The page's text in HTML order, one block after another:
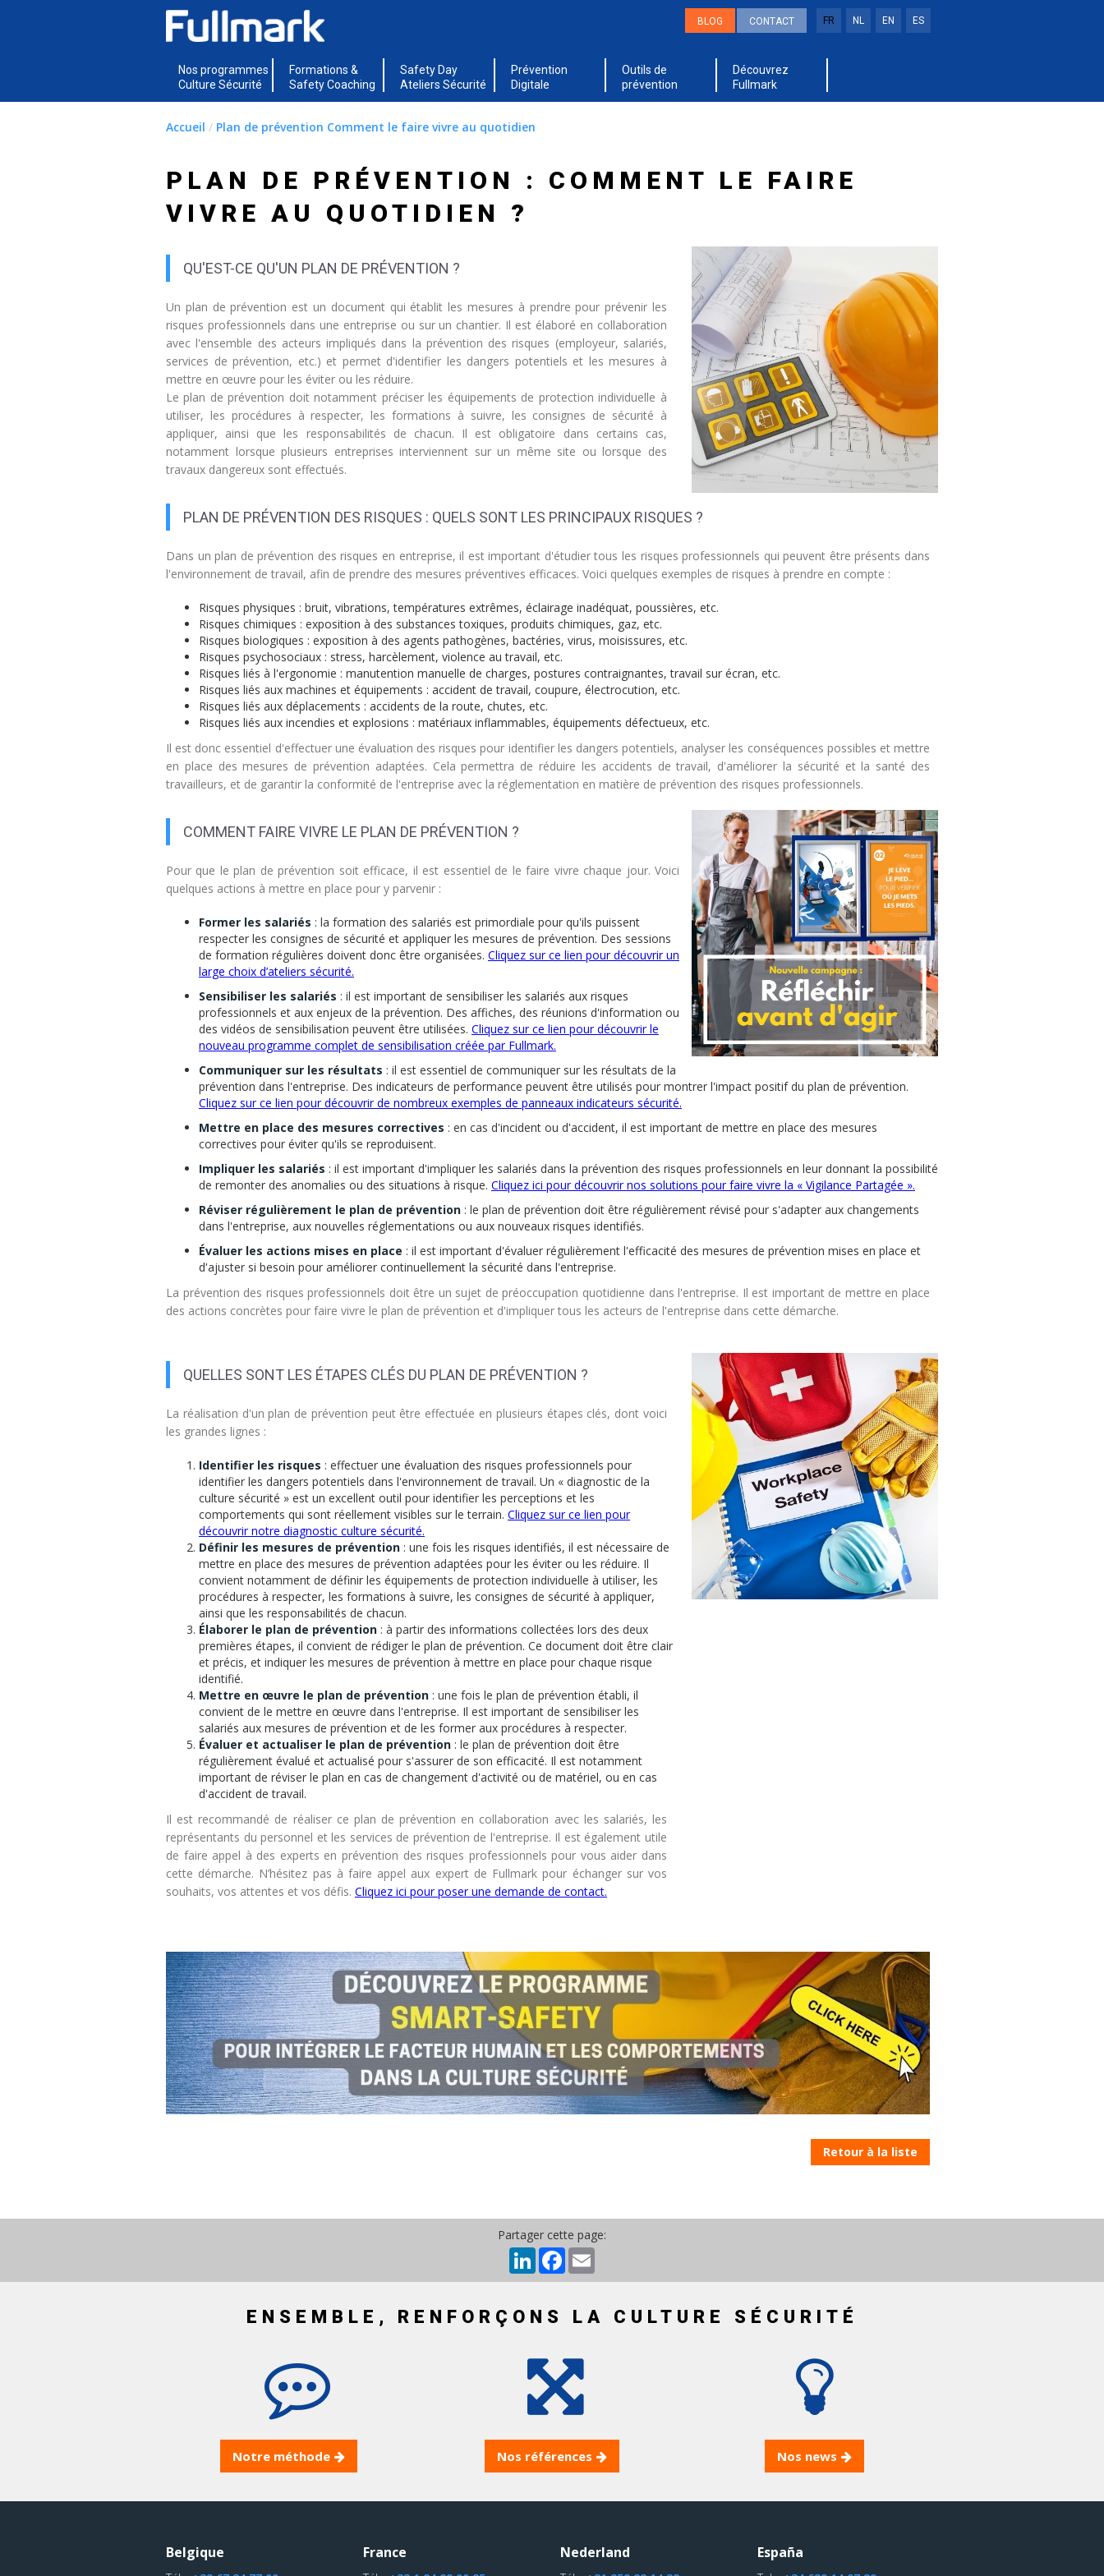
FR NL EN ES
BLOG CONTACT
Nos programmes
Culture Sécurité
Formations &
Safety Coaching
Safety Day
Ateliers Sécurité
Prévention
Digitale
Outils de
prévention
Découvrez
Fullmark
Accueil / Plan de prévention Comment le faire vivre au quotidien
PLAN DE PRÉVENTION : COMMENT LE FAIRE
VIVRE AU QUOTIDIEN ?
QU'EST-CE QU'UN PLAN DE PRÉVENTION ?
Un plan de prévention est un document qui établit les mesures à prendre pour prévenir les
risques professionnels dans une entreprise ou sur un chantier. Il est élaboré en collaboration
avec l'ensemble des acteurs impliqués dans la prévention des risques (employeur, salariés,
services de prévention, etc.) et permet d'identifier les dangers potentiels et les mesures à
mettre en œuvre pour les éviter ou les réduire.
Le plan de prévention doit notamment préciser les équipements de protection individuelle à
utiliser, les procédures à respecter, les formations à suivre, les consignes de sécurité à
appliquer, ainsi que les responsabilités de chacun. Il est obligatoire dans certains cas,
notamment lorsque plusieurs entreprises interviennent sur un même site ou lorsque des
travaux dangereux sont effectués.
PLAN DE PRÉVENTION DES RISQUES : QUELS SONT LES PRINCIPAUX RISQUES ?
Dans un plan de prévention des risques en entreprise, il est important d'étudier tous les risques professionnels qui peuvent être présents dans
l'environnement de travail, afin de prendre des mesures préventives efficaces. Voici quelques exemples de risques à prendre en compte :
Risques physiques : bruit, vibrations, températures extrêmes, éclairage inadéquat, poussières, etc.
Risques chimiques : exposition à des substances toxiques, produits chimiques, gaz, etc.
Risques biologiques : exposition à des agents pathogènes, bactéries, virus, moisissures, etc.
Risques psychosociaux : stress, harcèlement, violence au travail, etc.
Risques liés à l'ergonomie : manutention manuelle de charges, postures contraignantes, travail sur écran, etc.
Risques liés aux machines et équipements : accident de travail, coupure, électrocution, etc.
Risques liés aux déplacements : accidents de la route, chutes, etc.
Risques liés aux incendies et explosions : matériaux inflammables, équipements défectueux, etc.
Il est donc essentiel d'effectuer une évaluation des risques pour identifier les dangers potentiels, analyser les conséquences possibles et mettre
en place des mesures de prévention adaptées. Cela permettra de réduire les accidents de travail, d'améliorer la sécurité et la santé des
travailleurs, et de garantir la conformité de l'entreprise avec la réglementation en matière de prévention des risques professionnels.
COMMENT FAIRE VIVRE LE PLAN DE PRÉVENTION ?
Pour que le plan de prévention soit efficace, il est essentiel de le faire vivre chaque jour. Voici
quelques actions à mettre en place pour y parvenir :
Former les salariés : la formation des salariés est primordiale pour qu'ils puissent
respecter les consignes de sécurité et appliquer les mesures de prévention. Des sessions
de formation régulières doivent donc être organisées. Cliquez sur ce lien pour découvrir un
large choix d’ateliers sécurité.
Sensibiliser les salariés : il est important de sensibiliser les salariés aux risques
professionnels et aux enjeux de la prévention. Des affiches, des réunions d'information ou
des vidéos de sensibilisation peuvent être utilisées. Cliquez sur ce lien pour découvrir le
nouveau programme complet de sensibilisation créée par Fullmark.
Communiquer sur les résultats : il est essentiel de communiquer sur les résultats de la
prévention dans l'entreprise. Des indicateurs de performance peuvent être utilisés pour montrer l'impact positif du plan de prévention.
Cliquez sur ce lien pour découvrir de nombreux exemples de panneaux indicateurs sécurité.
Mettre en place des mesures correctives : en cas d'incident ou d'accident, il est important de mettre en place des mesures
correctives pour éviter qu'ils se reproduisent.
Impliquer les salariés : il est important d'impliquer les salariés dans la prévention des risques professionnels en leur donnant la possibilité
de remonter des anomalies ou des situations à risque. Cliquez ici pour découvrir nos solutions pour faire vivre la « Vigilance Partagée ».
Réviser régulièrement le plan de prévention : le plan de prévention doit être régulièrement révisé pour s'adapter aux changements
dans l'entreprise, aux nouvelles réglementations ou aux nouveaux risques identifiés.
Évaluer les actions mises en place : il est important d'évaluer régulièrement l'efficacité des mesures de prévention mises en place et
d'ajuster si besoin pour améliorer continuellement la sécurité dans l'entreprise.
La prévention des risques professionnels doit être un sujet de préoccupation quotidienne dans l'entreprise. Il est important de mettre en place
des actions concrètes pour faire vivre le plan de prévention et d'impliquer tous les acteurs de l'entreprise dans cette démarche.
QUELLES SONT LES ÉTAPES CLÉS DU PLAN DE PRÉVENTION ?
La réalisation d'un plan de prévention peut être effectuée en plusieurs étapes clés, dont voici
les grandes lignes :
Identifier les risques : effectuer une évaluation des risques professionnels pour
identifier les dangers potentiels dans l'environnement de travail. Un « diagnostic de la
culture sécurité » est un excellent outil pour identifier les perceptions et les
comportements qui sont réellement visibles sur le terrain. Cliquez sur ce lien pour
découvrir notre diagnostic culture sécurité.
Définir les mesures de prévention : une fois les risques identifiés, il est nécessaire de
mettre en place des mesures de prévention adaptées pour les éviter ou les réduire. Il
convient notamment de définir les équipements de protection individuelle à utiliser, les
procédures à respecter, les formations à suivre, les consignes de sécurité à appliquer,
ainsi que les responsabilités de chacun.
Élaborer le plan de prévention : à partir des informations collectées lors des deux
premières étapes, il convient de rédiger le plan de prévention. Ce document doit être clair
et précis, et indiquer les mesures de prévention à mettre en place pour chaque risque
identifié.
Mettre en œuvre le plan de prévention : une fois le plan de prévention établi, il
convient de le mettre en œuvre dans l'entreprise. Il est important de sensibiliser les
salariés aux mesures de prévention et de les former aux procédures à respecter.
Évaluer et actualiser le plan de prévention : le plan de prévention doit être
régulièrement évalué et actualisé pour s'assurer de son efficacité. Il est notamment
important de réviser le plan en cas de changement d'activité ou de matériel, ou en cas
d'accident de travail.
Il est recommandé de réaliser ce plan de prévention en collaboration avec les salariés, les
représentants du personnel et les services de prévention de l'entreprise. Il est également utile
de faire appel à des experts en prévention des risques professionnels pour vous aider dans
cette démarche. N’hésitez pas à faire appel aux expert de Fullmark pour échanger sur vos
souhaits, vos attentes et vos défis. Cliquez ici pour poser une demande de contact.
Retour à la liste
Partager cette page:
LinkedInFacebook
ENSEMBLE, RENFORÇONS LA CULTURE SÉCURITÉ
Notre méthode Nos références Nos news
Belgique France Nederland España